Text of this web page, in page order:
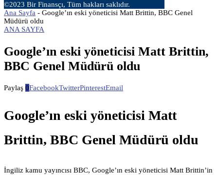
©2023 Bir Finansçı, Tüm hakları saklıdır.
Ana Sayfa - Google’ın eski yöneticisi Matt Brittin, BBC Genel
Müdürü oldu
ANA SAYFA
Google’ın eski yöneticisi Matt Brittin,
BBC Genel Müdürü oldu
Paylaş 0FacebookTwitterPinterestEmail
Google’ın eski yöneticisi Matt
Brittin, BBC Genel Müdürü oldu
İngiliz kamu yayıncısı BBC, Google’ın eski yöneticisi Matt Brittin’in